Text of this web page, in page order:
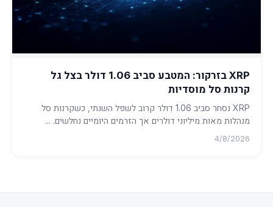
XRP בזרקור: המטבע סביב 1.06 דולר בצל גל
קרנות סל מוסדיות
XRP נסחר סביב 1.06 דולר קרוב לשפל השנתי, כשקרנות סל
מנהלות מאות מיליוני דולרים אך הזרמים היומיים נחלשים. ...
4/8/2026